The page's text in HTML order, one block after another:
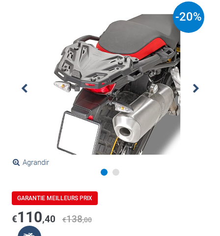
Agrandir
-20%
GARANTIE MEILLEURS PRIX
€110,40 €138,00